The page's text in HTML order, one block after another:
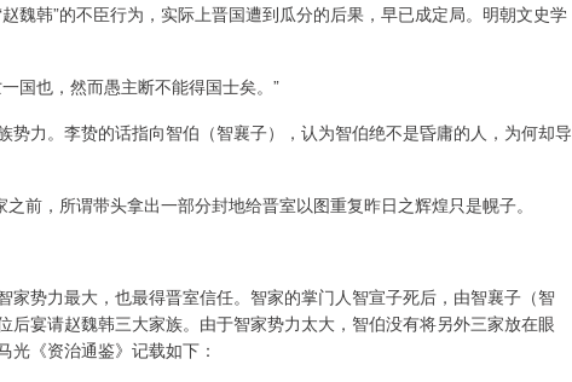
魏韩”的不臣行为，实际上晋国遭到瓜分的后果，早已成定局。明朝文史学
国也，然而愚主断不能得国士矣。”
力。李贽的话指向智伯（智襄子），认为智伯绝不是昏庸的人，为何却导
前，所谓带头拿出一部分封地给晋室以图重复昨日之辉煌只是幌子。
势力最大，也最得晋室信任。智家的掌门人智宣子死后，由智襄子（智
宴请赵魏韩三大家族。由于智家势力太大，智伯没有将另外三家放在眼
光《资治通鉴》记载如下：